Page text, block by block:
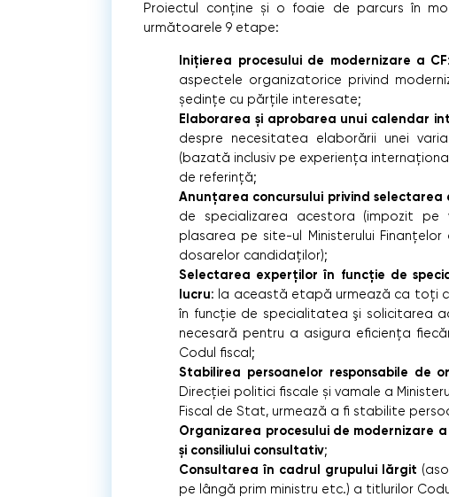
Proiectul conține și o foaie de parcurs în
următoarele 9 etape:
Inițierea procesului de modernizare a CF
aspectele organizatorice privind
ședințe cu părțile interesate;
Elaborarea și aprobarea unui calendar
despre necesitatea elaborării unei
(bazată inclusiv pe experiența
de referință;
Anunțarea concursului privind selectarea
de specializarea acestora (impozit
plasarea pe site-ul Ministerului
dosarelor candidaților);
Selectarea experţilor în funcţie de
lucru: la această etapă urmează ca toţi
în funcţie de specialitatea şi solicitarea
necesară pentru a asigura eficienţa
Codul fiscal;
Stabilirea persoanelor responsabile de
Direcției politici fiscale și vamale a
Fiscal de Stat, urmează a fi stabilite
Organizarea procesului de modernizare
și consiliului consultativ;
Consultarea în cadrul grupului lărgit
pe lângă prim ministru etc.) a titlurilor